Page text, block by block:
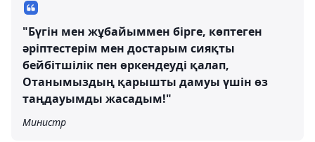
"Бүгін мен жұбайыммен бірге, көптеген
әріптестерім мен достарым сияқты
бейбітшілік пен өркендеуді қалап,
Отанымыздың қарышты дамуы үшін өз
таңдауымды жасадым!"
Министр